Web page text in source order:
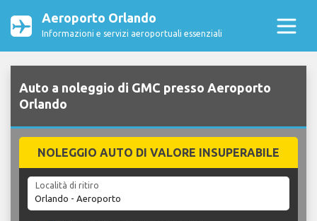
Aeroporto Orlando
Informazioni e servizi aeroportuali essenziali
Auto a noleggio di GMC presso Aeroporto
Orlando
NOLEGGIO AUTO DI VALORE INSUPERABILE
Località di ritiro